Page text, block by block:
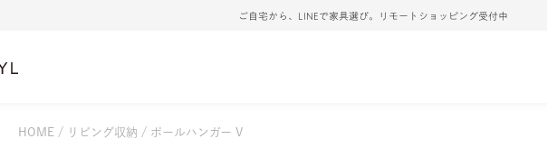
ご自宅から、LINEで家具選び。リモートショッピング受付中
HOME リビング収納 ポールハンガー V